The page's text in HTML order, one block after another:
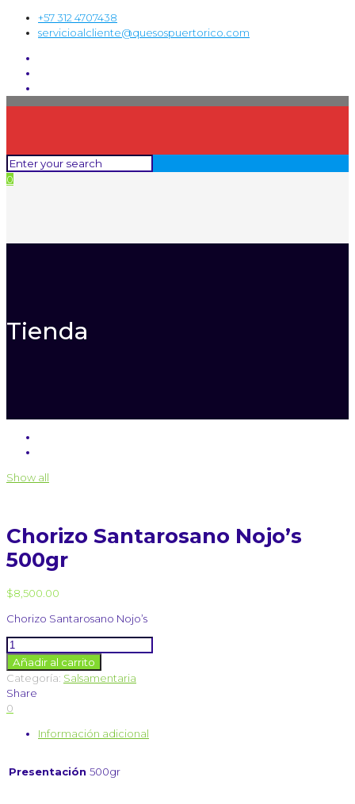
+57 312 4707438
servicioalcliente@quesospuertorico.com
0
Tienda
Show all
Chorizo Santarosano Nojo’s
500gr
$8,500.00
Chorizo Santarosano Nojo’s
Chorizo
Santarosano
Nojo's
500gr
cantidad
Añadir al carrito
Categoría: Salsamentaria
Share
0
Información adicional
Presentación 500gr